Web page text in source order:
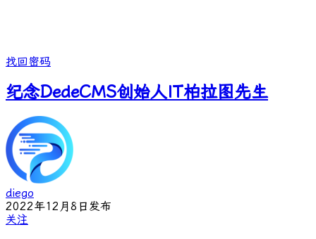
找回密码
纪念DedeCMS创始人IT柏拉图先生
diego
2022年12月8日发布
关注